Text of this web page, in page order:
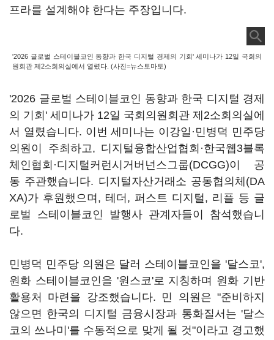
프라를 설계해야 한다는 주장입니다.
'2026 글로벌 스테이블코인 동향과 한국 디지털 경제의 기회' 세미나가 12일 국회의
원회관 제2소회의실에서 열렸다. (사진=뉴스토마토)
'2026 글로벌 스테이블코인 동향과 한국 디지털 경제
의 기회' 세미나가 12일 국회의원회관 제2소회의실에
서 열렸습니다. 이번 세미나는 이강일·민병덕 민주당
의원이 주최하고, 디지털융합산업협회·한국웹3블록
체인협회·디지털커런시거버넌스그룹(DCGG)이 공
동 주관했습니다. 디지털자산거래소 공동협의체(DA
XA)가 후원했으며, 테더, 퍼스트 디지털, 리플 등 글
로벌 스테이블코인 발행사 관계자들이 참석했습니
다.
민병덕 민주당 의원은 달러 스테이블코인을 '달스코',
원화 스테이블코인을 '원스코'로 지칭하며 원화 기반
활용처 마련을 강조했습니다. 민 의원은 "준비하지
않으면 한국의 디지털 금융시장과 통화질서는 '달스
코의 쓰나미'를 수동적으로 맞게 될 것"이라고 경고했